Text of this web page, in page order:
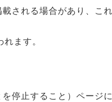
される場合があり、こ
ます。
停止すること）ページ